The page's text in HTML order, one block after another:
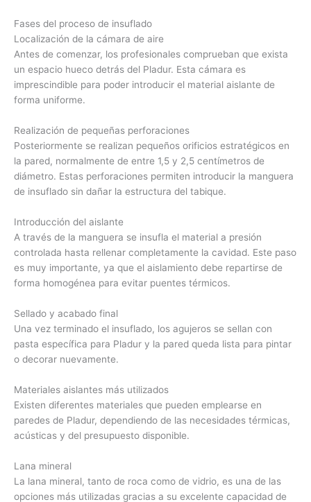
Fases del proceso de insuflado
Localización de la cámara de aire
Antes de comenzar, los profesionales comprueban que exista
un espacio hueco detrás del Pladur. Esta cámara es
imprescindible para poder introducir el material aislante de
forma uniforme.
Realización de pequeñas perforaciones
Posteriormente se realizan pequeños orificios estratégicos en
la pared, normalmente de entre 1,5 y 2,5 centímetros de
diámetro. Estas perforaciones permiten introducir la manguera
de insuflado sin dañar la estructura del tabique.
Introducción del aislante
A través de la manguera se insufla el material a presión
controlada hasta rellenar completamente la cavidad. Este paso
es muy importante, ya que el aislamiento debe repartirse de
forma homogénea para evitar puentes térmicos.
Sellado y acabado final
Una vez terminado el insuflado, los agujeros se sellan con
pasta específica para Pladur y la pared queda lista para pintar
o decorar nuevamente.
Materiales aislantes más utilizados
Existen diferentes materiales que pueden emplearse en
paredes de Pladur, dependiendo de las necesidades térmicas,
acústicas y del presupuesto disponible.
Lana mineral
La lana mineral, tanto de roca como de vidrio, es una de las
opciones más utilizadas gracias a su excelente capacidad de